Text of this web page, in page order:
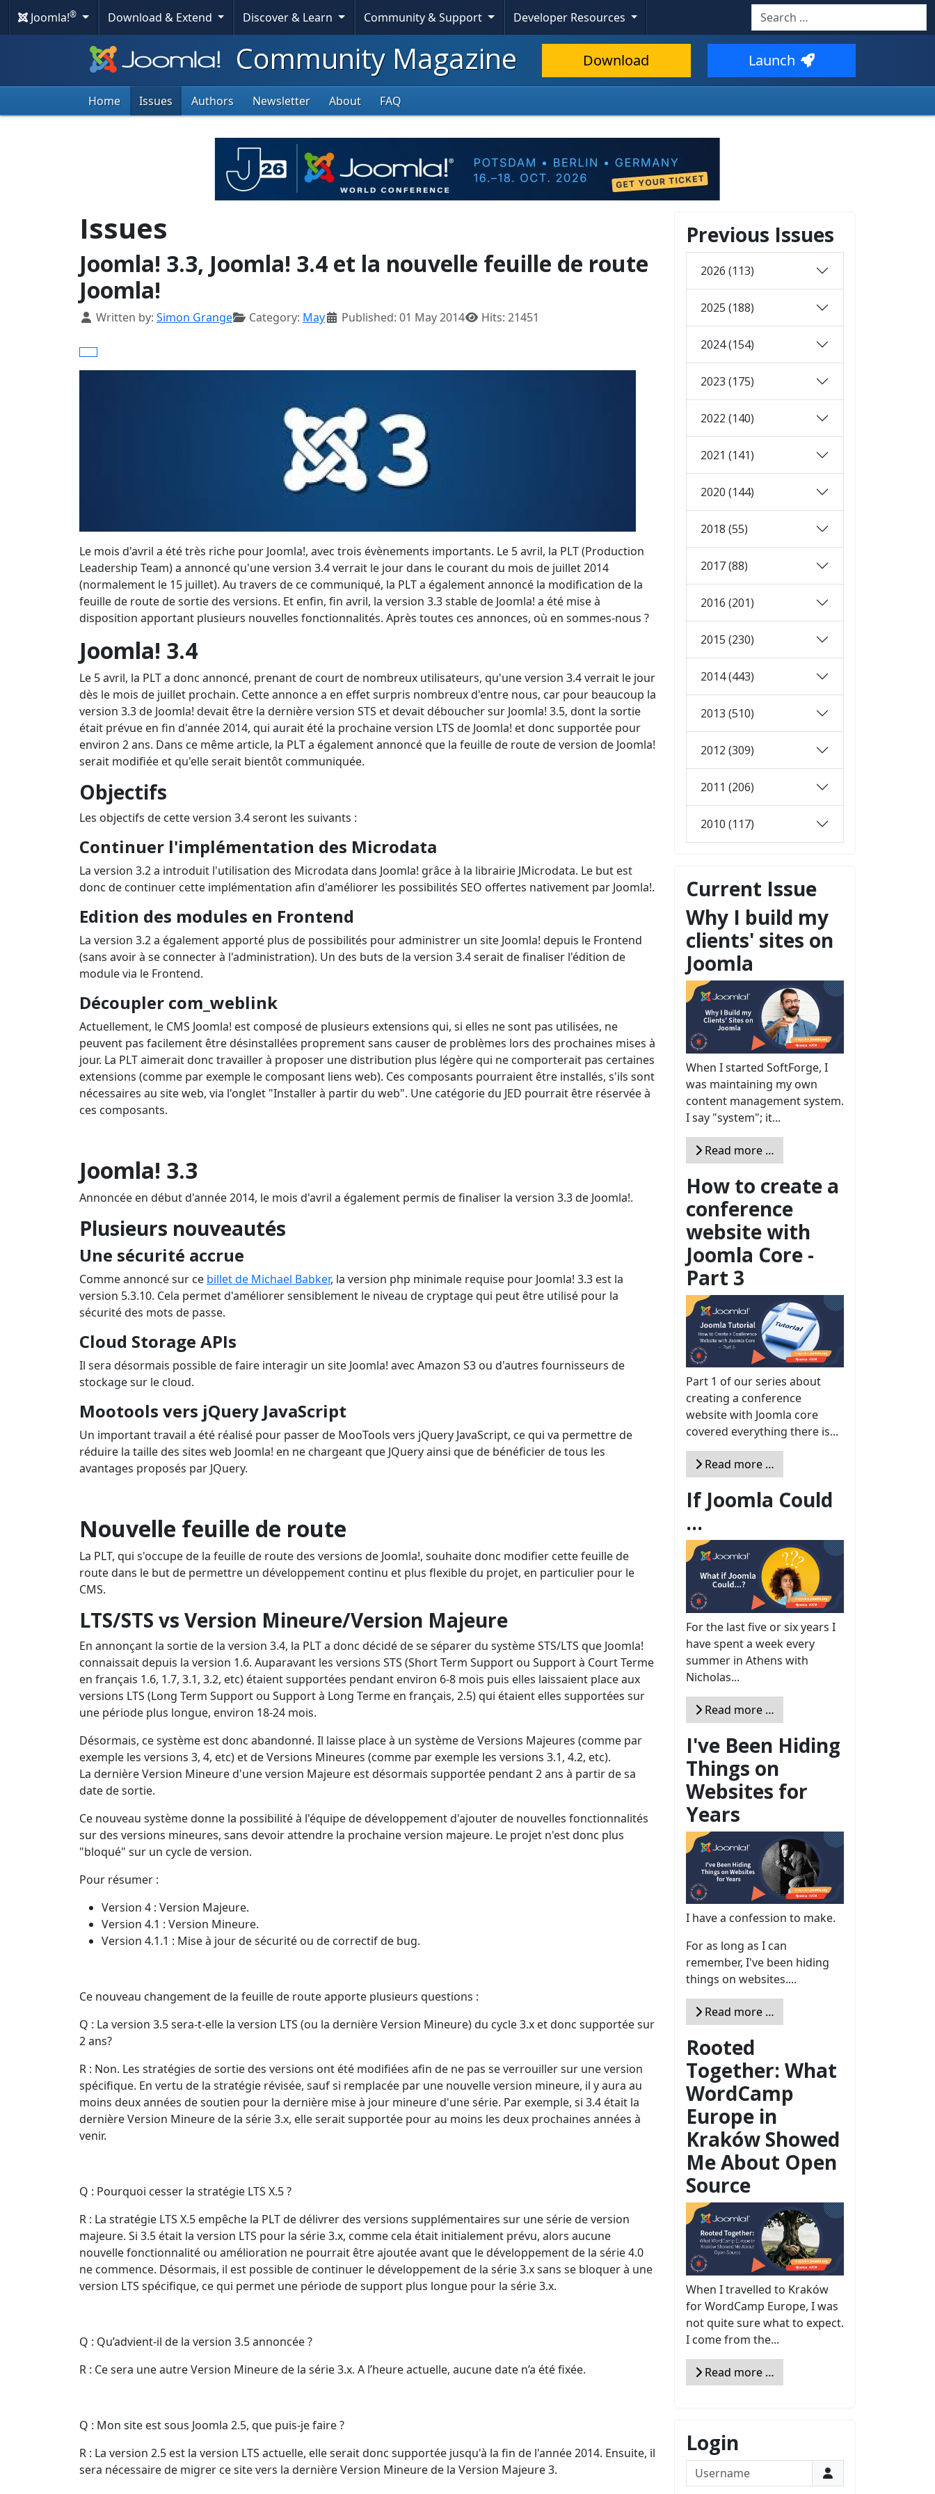
Joomla!® Download & Extend Discover & Learn Community & Support Developer Resources Search
Community Magazine Download Launch
Home Issues Authors Newsletter About FAQ
Issues
Joomla! 3.3, Joomla! 3.4 et la nouvelle feuille de route
Joomla!
Details
Written by: Simon Grange Category: May Published: 01 May 2014 Hits: 21451
Le mois d'avril a été très riche pour Joomla!, avec trois évènements importants. Le 5 avril, la PLT (Production
Leadership Team) a annoncé qu'une version 3.4 verrait le jour dans le courant du mois de juillet 2014
(normalement le 15 juillet). Au travers de ce communiqué, la PLT a également annoncé la modification de la
feuille de route de sortie des versions. Et enfin, fin avril, la version 3.3 stable de Joomla! a été mise à
disposition apportant plusieurs nouvelles fonctionnalités. Après toutes ces annonces, où en sommes-nous ?
Joomla! 3.4
Le 5 avril, la PLT a donc annoncé, prenant de court de nombreux utilisateurs, qu'une version 3.4 verrait le jour
dès le mois de juillet prochain. Cette annonce a en effet surpris nombreux d'entre nous, car pour beaucoup la
version 3.3 de Joomla! devait être la dernière version STS et devait déboucher sur Joomla! 3.5, dont la sortie
était prévue en fin d'année 2014, qui aurait été la prochaine version LTS de Joomla! et donc supportée pour
environ 2 ans. Dans ce même article, la PLT a également annoncé que la feuille de route de version de Joomla!
serait modifiée et qu'elle serait bientôt communiquée.
Objectifs
Les objectifs de cette version 3.4 seront les suivants :
Continuer l'implémentation des Microdata
La version 3.2 a introduit l'utilisation des Microdata dans Joomla! grâce à la librairie JMicrodata. Le but est
donc de continuer cette implémentation afin d'améliorer les possibilités SEO offertes nativement par Joomla!.
Edition des modules en Frontend
La version 3.2 a également apporté plus de possibilités pour administrer un site Joomla! depuis le Frontend
(sans avoir à se connecter à l'administration). Un des buts de la version 3.4 serait de finaliser l'édition de
module via le Frontend.
Découpler com_weblink
Actuellement, le CMS Joomla! est composé de plusieurs extensions qui, si elles ne sont pas utilisées, ne
peuvent pas facilement être désinstallées proprement sans causer de problèmes lors des prochaines mises à
jour. La PLT aimerait donc travailler à proposer une distribution plus légère qui ne comporterait pas certaines
extensions (comme par exemple le composant liens web). Ces composants pourraient être installés, s'ils sont
nécessaires au site web, via l'onglet "Installer à partir du web". Une catégorie du JED pourrait être réservée à
ces composants.
Joomla! 3.3
Annoncée en début d'année 2014, le mois d'avril a également permis de finaliser la version 3.3 de Joomla!.
Plusieurs nouveautés
Une sécurité accrue
Comme annoncé sur ce billet de Michael Babker, la version php minimale requise pour Joomla! 3.3 est la
version 5.3.10. Cela permet d'améliorer sensiblement le niveau de cryptage qui peut être utilisé pour la
sécurité des mots de passe.
Cloud Storage APIs
Il sera désormais possible de faire interagir un site Joomla! avec Amazon S3 ou d'autres fournisseurs de
stockage sur le cloud.
Mootools vers jQuery JavaScript
Un important travail a été réalisé pour passer de MooTools vers jQuery JavaScript, ce qui va permettre de
réduire la taille des sites web Joomla! en ne chargeant que JQuery ainsi que de bénéficier de tous les
avantages proposés par JQuery.
Nouvelle feuille de route
La PLT, qui s'occupe de la feuille de route des versions de Joomla!, souhaite donc modifier cette feuille de
route dans le but de permettre un développement continu et plus flexible du projet, en particulier pour le
CMS.
LTS/STS vs Version Mineure/Version Majeure
En annonçant la sortie de la version 3.4, la PLT a donc décidé de se séparer du système STS/LTS que Joomla!
connaissait depuis la version 1.6. Auparavant les versions STS (Short Term Support ou Support à Court Terme
en français 1.6, 1.7, 3.1, 3.2, etc) étaient supportées pendant environ 6-8 mois puis elles laissaient place aux
versions LTS (Long Term Support ou Support à Long Terme en français, 2.5) qui étaient elles supportées sur
une période plus longue, environ 18-24 mois.
Désormais, ce système est donc abandonné. Il laisse place à un système de Versions Majeures (comme par
exemple les versions 3, 4, etc) et de Versions Mineures (comme par exemple les versions 3.1, 4.2, etc).
La dernière Version Mineure d'une version Majeure est désormais supportée pendant 2 ans à partir de sa
date de sortie.
Ce nouveau système donne la possibilité à l'équipe de développement d'ajouter de nouvelles fonctionnalités
sur des versions mineures, sans devoir attendre la prochaine version majeure. Le projet n'est donc plus
"bloqué" sur un cycle de version.
Pour résumer :
Version 4 : Version Majeure.
Version 4.1 : Version Mineure.
Version 4.1.1 : Mise à jour de sécurité ou de correctif de bug.
Ce nouveau changement de la feuille de route apporte plusieurs questions :
Q : La version 3.5 sera-t-elle la version LTS (ou la dernière Version Mineure) du cycle 3.x et donc supportée sur
2 ans?
R : Non. Les stratégies de sortie des versions ont été modifiées afin de ne pas se verrouiller sur une version
spécifique. En vertu de la stratégie révisée, sauf si remplacée par une nouvelle version mineure, il y aura au
moins deux années de soutien pour la dernière mise à jour mineure d'une série. Par exemple, si 3.4 était la
dernière Version Mineure de la série 3.x, elle serait supportée pour au moins les deux prochaines années à
venir.
Q : Pourquoi cesser la stratégie LTS X.5 ?
R : La stratégie LTS X.5 empêche la PLT de délivrer des versions supplémentaires sur une série de version
majeure. Si 3.5 était la version LTS pour la série 3.x, comme cela était initialement prévu, alors aucune
nouvelle fonctionnalité ou amélioration ne pourrait être ajoutée avant que le développement de la série 4.0
ne commence. Désormais, il est possible de continuer le développement de la série 3.x sans se bloquer à une
version LTS spécifique, ce qui permet une période de support plus longue pour la série 3.x.
Q : Qu’advient-il de la version 3.5 annoncée ?
R : Ce sera une autre Version Mineure de la série 3.x. A l’heure actuelle, aucune date n’a été fixée.
Q : Mon site est sous Joomla 2.5, que puis-je faire ?
R : La version 2.5 est la version LTS actuelle, elle serait donc supportée jusqu'à la fin de l'année 2014. Ensuite, il
sera nécessaire de migrer ce site vers la dernière Version Mineure de la Version Majeure 3.
Previous Issues
2026 (113)
2025 (188)
2024 (154)
2023 (175)
2022 (140)
2021 (141)
2020 (144)
2018 (55)
2017 (88)
2016 (201)
2015 (230)
2014 (443)
2013 (510)
2012 (309)
2011 (206)
2010 (117)
Current Issue
Why I build my
clients' sites on
Joomla
When I started SoftForge, I
was maintaining my own
content management system.
I say "system"; it...
Read more …
How to create a
conference
website with
Joomla Core -
Part 3
Part 1 of our series about
creating a conference
website with Joomla core
covered everything there is...
Read more …
If Joomla Could
...
For the last five or six years I
have spent a week every
summer in Athens with
Nicholas...
Read more …
I've Been Hiding
Things on
Websites for
Years
I have a confession to make.
For as long as I can
remember, I've been hiding
things on websites....
Read more …
Rooted
Together: What
WordCamp
Europe in
Kraków Showed
Me About Open
Source
When I travelled to Kraków
for WordCamp Europe, I was
not quite sure what to expect.
I come from the...
Read more …
Login
Username